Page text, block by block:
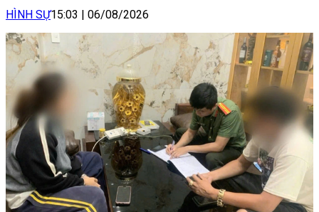
HÌNH SỰ15:03 06/08/2026